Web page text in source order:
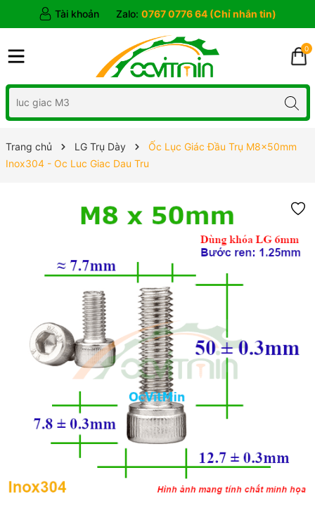
Tài khoản Zalo: 0767 0776 64 (Chỉ nhắn tin)
0
Trang chủ LG Trụ Dày
Ốc Lục Giác Đầu Trụ M8x50mm
Inox304 - Oc Luc Giac Dau Tru